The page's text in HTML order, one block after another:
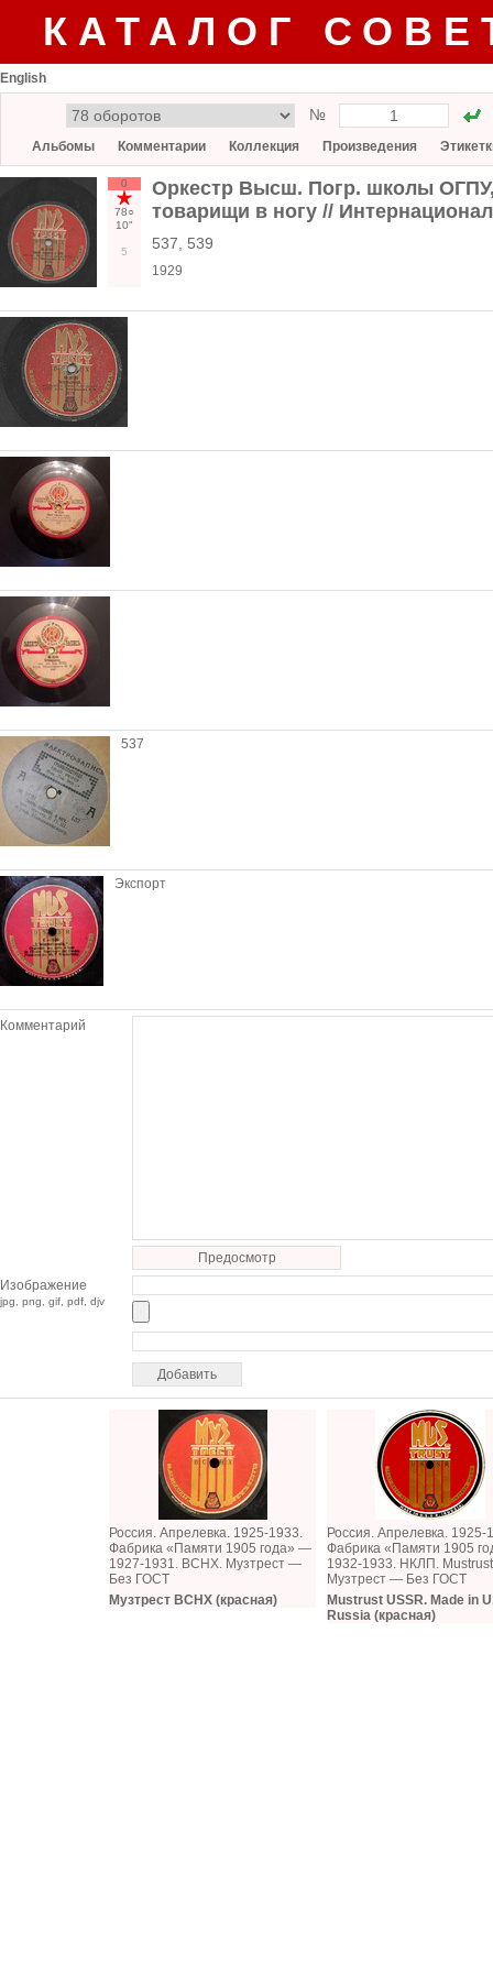
КАТАЛОГ
English
№
Альбомы Комментарии Коллекция Произведения
0
78○
10"
5
Оркестр Высш. Погр. школы
товарищи в ногу // Интернационал
537, 539
1929
537
Экспорт
Комментарий
Предосмотр
Изображение
jpg, png, gif, pdf, djv
Россия. Апрелевка. 1925-1933.
Фабрика «Памяти 1905 года» —
1927-1931. ВСНХ. Музтрест —
Без ГОСТ
Музтрест ВСНХ (красная)
Россия. Апрелевка. 1925-
Фабрика «Памяти 1905
1932-1933. НКЛП.
Музтрест — Без ГОСТ
Mustrust USSR. Made in
Russia (красная)